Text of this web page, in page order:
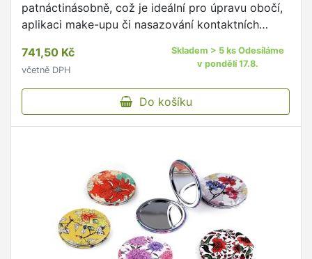
patnáctinásobně, což je ideální pro úpravu obočí,
aplikaci make-upu či nasazování kontaktních
741,50 Kč
včetně DPH
Skladem > 5 ks Odesíláme
v pondělí 17.8.
Do košíku